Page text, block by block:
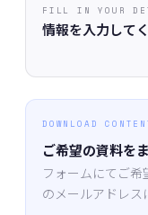
DOWNLOAD
ご希望の資料を
フォームにてご
のメールアドレス
FILL IN YOUR
情報を入力して